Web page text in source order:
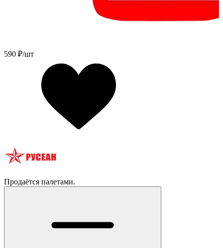
590 ₽/шт
Продаётся палетами.